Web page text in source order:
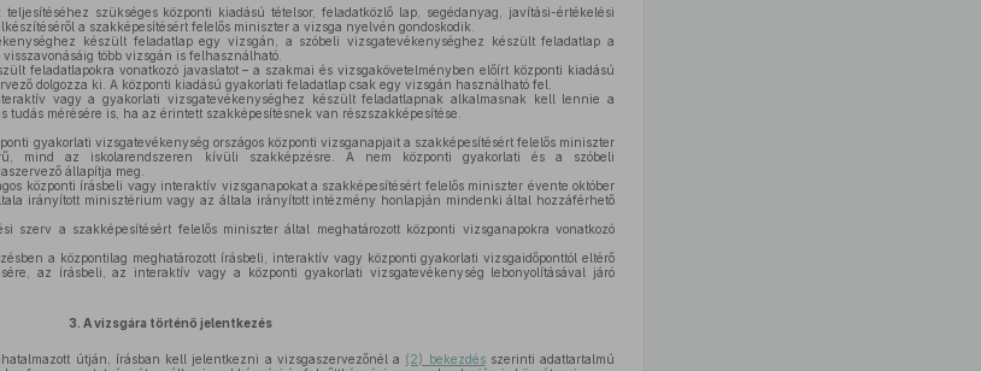
szükséges központi kiadású tételsor, feladatközlő lap, segédanyag, javítási-értékelési
a szakképesítésért felelős miniszter a vizsga nyelvén gondoskodik.
készült feladatlap egy vizsgán, a szóbeli vizsgatevékenységhez készült feladatlap a
több vizsgán is felhasználható.
feladatlapokra vonatkozó javaslatot – a szakmai és vizsgakövetelményben előírt központi kiadású
dolgozza ki. A központi kiadású gyakorlati feladatlap csak egy vizsgán használható fel.
vagy a gyakorlati vizsgatevékenységhez készült feladatlapnak alkalmasnak kell lennie a
tudás mérésére is, ha az érintett szakképesítésnek van részszakképesítése.
gyakorlati vizsgatevékenység országos központi vizsganapjait a szakképesítésért felelős miniszter
mind az iskolarendszeren kívüli szakképzésre. A nem központi gyakorlati és a szóbeli
állapítja meg.
központi írásbeli vagy interaktív vizsganapokat a szakképesítésért felelős miniszter évente október
irányított minisztérium vagy az általa irányított intézmény honlapján mindenki által hozzáférhető
szerv a szakképesítésért felelős miniszter által meghatározott központi vizsganapokra vonatkozó
a központilag meghatározott írásbeli, interaktív vagy központi gyakorlati vizsgaidőponttól eltérő
az írásbeli, az interaktív vagy a központi gyakorlati vizsgatevékenység lebonyolításával járó
3. A vizsgára történő jelentkezés
útján, írásban kell jelentkezni a vizsgaszervezőnél a (2) bekezdésszerinti adattartalmú